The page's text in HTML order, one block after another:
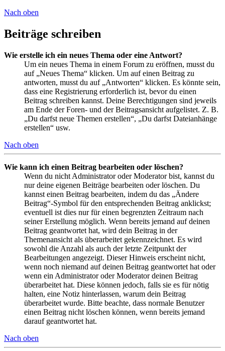
Nach oben
Beiträge schreiben
Wie erstelle ich ein neues Thema oder eine Antwort?
Um ein neues Thema in einem Forum zu eröffnen, musst du
auf „Neues Thema“ klicken. Um auf einen Beitrag zu
antworten, musst du auf „Antworten“ klicken. Es könnte sein,
dass eine Registrierung erforderlich ist, bevor du einen
Beitrag schreiben kannst. Deine Berechtigungen sind jeweils
am Ende der Foren- und der Beitragsansicht aufgelistet. Z. B.
„Du darfst neue Themen erstellen“, „Du darfst Dateianhänge
erstellen“ usw.
Nach oben
Wie kann ich einen Beitrag bearbeiten oder löschen?
Wenn du nicht Administrator oder Moderator bist, kannst du
nur deine eigenen Beiträge bearbeiten oder löschen. Du
kannst einen Beitrag bearbeiten, indem du das „Ändere
Beitrag“-Symbol für den entsprechenden Beitrag anklickst;
eventuell ist dies nur für einen begrenzten Zeitraum nach
seiner Erstellung möglich. Wenn bereits jemand auf deinen
Beitrag geantwortet hat, wird dein Beitrag in der
Themenansicht als überarbeitet gekennzeichnet. Es wird
sowohl die Anzahl als auch der letzte Zeitpunkt der
Bearbeitungen angezeigt. Dieser Hinweis erscheint nicht,
wenn noch niemand auf deinen Beitrag geantwortet hat oder
wenn ein Administrator oder Moderator deinen Beitrag
überarbeitet hat. Diese können jedoch, falls sie es für nötig
halten, eine Notiz hinterlassen, warum dein Beitrag
überarbeitet wurde. Bitte beachte, dass normale Benutzer
einen Beitrag nicht löschen können, wenn bereits jemand
darauf geantwortet hat.
Nach oben